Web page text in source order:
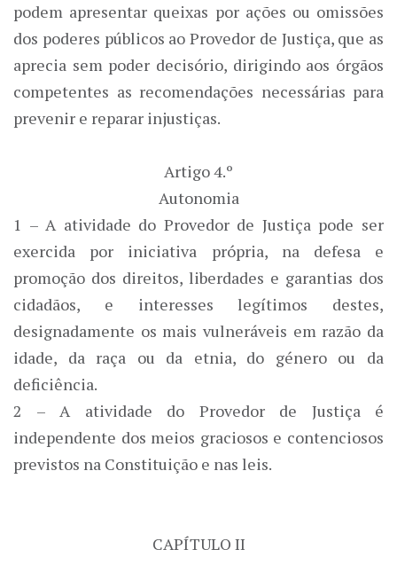
podem apresentar queixas por ações ou omissões
dos poderes públicos ao Provedor de Justiça, que as
aprecia sem poder decisório, dirigindo aos órgãos
competentes as recomendações necessárias para
prevenir e reparar injustiças.
Artigo 4.º
Autonomia
1 – A atividade do Provedor de Justiça pode ser
exercida por iniciativa própria, na defesa e
promoção dos direitos, liberdades e garantias dos
cidadãos, e interesses legítimos destes,
designadamente os mais vulneráveis em razão da
idade, da raça ou da etnia, do género ou da
deficiência.
2 – A atividade do Provedor de Justiça é
independente dos meios graciosos e contenciosos
previstos na Constituição e nas leis.
CAPÍTULO II